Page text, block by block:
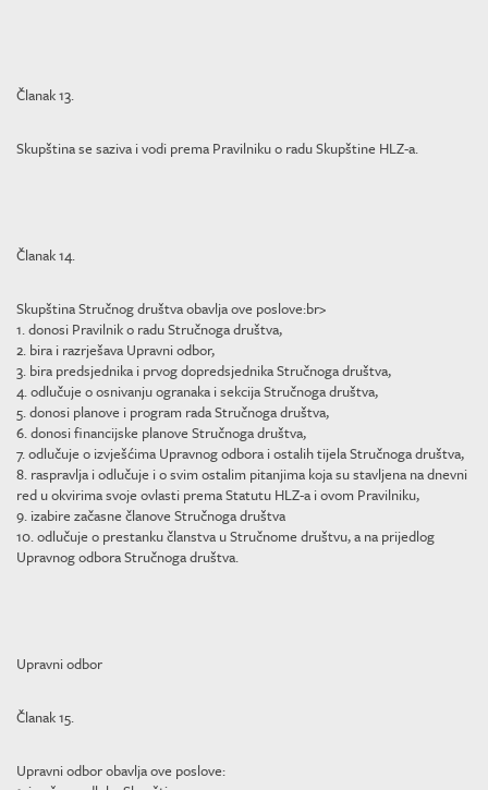
Članak 13.
Skupština se saziva i vodi prema Pravilniku o radu Skupštine HLZ-a.
Članak 14.
Skupština Stručnog društva obavlja ove poslove:br>
1. donosi Pravilnik o radu Stručnoga društva,
2. bira i razrješava Upravni odbor,
3. bira predsjednika i prvog dopredsjednika Stručnoga društva,
4. odlučuje o osnivanju ogranaka i sekcija Stručnoga društva,
5. donosi planove i program rada Stručnoga društva,
6. donosi financijske planove Stručnoga društva,
7. odlučuje o izvješćima Upravnog odbora i ostalih tijela Stručnoga društva,
8. raspravlja i odlučuje i o svim ostalim pitanjima koja su stavljena na dnevni
red u okvirima svoje ovlasti prema Statutu HLZ-a i ovom Pravilniku,
9. izabire začasne članove Stručnoga društva
10. odlučuje o prestanku članstva u Stručnome društvu, a na prijedlog
Upravnog odbora Stručnoga društva.
Upravni odbor
Članak 15.
Upravni odbor obavlja ove poslove: